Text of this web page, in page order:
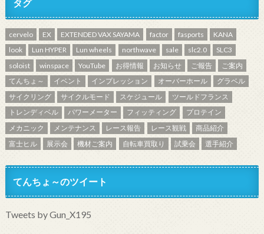
タグ
cervelo EX EXTENDED VAX SAYAMA factor fasports
KANA
look
Lun HYPER Lun wheels northwave sale slc2.0
SLC3
soloist
winspace YouTube お得情報 お知らせ ご報告
ご案内
てんちょ～
イベント インプレッション オーバーホール
グラベル
サイクリング
サイクルモード スケジュール
ツールドフランス
トレンディベル
パワーメーター フィッティング
プロテイン
メカニック
メンテナンス レース報告 レース観戦
商品紹介
富士ヒル
展示会 機材ご案内 自転車買取り 試乗会 選手紹介
てんちょ～のツイート
Tweets by Gun_X195